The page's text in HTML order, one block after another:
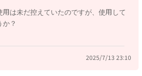
は未だ控えていたのですが、使用して
か？
2025/7/13 23:10